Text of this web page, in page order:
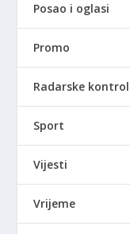
Posao i oglasi
Promo
Radarske
Sport
Vijesti
Vrijeme